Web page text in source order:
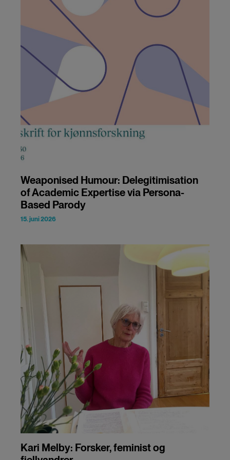
Weaponised Humour: Delegitimisation
of Academic Expertise via Persona-
Based Parody
15. juni 2026
Kari Melby: Forsker, feminist og